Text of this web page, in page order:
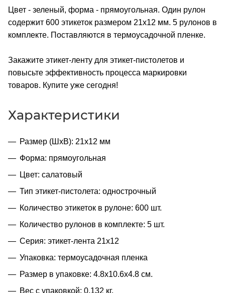
Цвет - зеленый, форма - прямоугольная. Один рулон
содержит 600 этикеток размером 21x12 мм. 5 рулонов в
комплекте. Поставляются в термоусадочной пленке.
Закажите этикет-ленту для этикет-пистолетов и
повысьте эффективность процесса маркировки
товаров. Купите уже сегодня!
Характеристики
Размер (ШхВ): 21х12 мм
Форма: прямоугольная
Цвет: салатовый
Тип этикет-пистолета: однострочный
Количество этикеток в рулоне: 600 шт.
Количество рулонов в комплекте: 5 шт.
Серия: этикет-лента 21х12
Упаковка: термоусадочная пленка
Размер в упаковке: 4.8x10.6x4.8 см.
Вес с упаковкой: 0.132 кг.